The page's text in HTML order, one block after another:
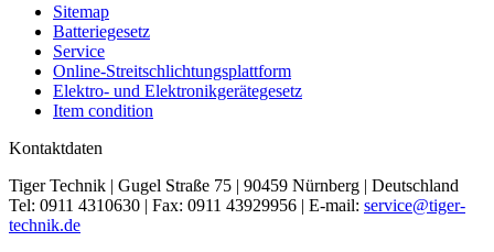
Sitemap
Batteriegesetz
Service
Online-Streitschlichtungsplattform
Elektro- und Elektronikgerätegesetz
Item condition
Kontaktdaten
Tiger Technik | Gugel Straße 75 | 90459 Nürnberg | Deutschland
Tel: 0911 4310630 | Fax: 0911 43929956 | E-mail: service@tiger-
technik.de